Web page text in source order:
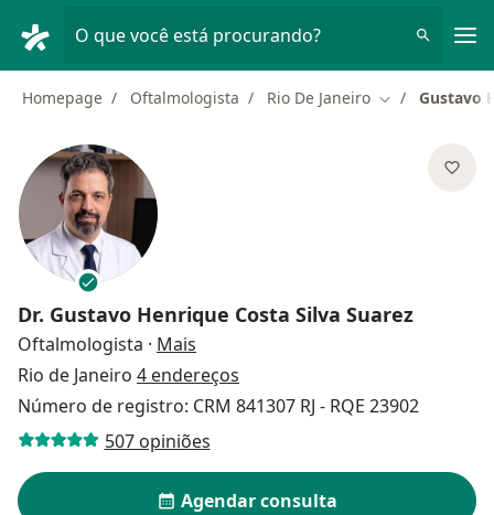
O que você está procurando?
Homepage Oftalmologista Rio De Janeiro Mudar deGustavo
Dr. Gustavo Henrique Costa Silva Suarez
Oftalmologista · Mais
Rio de Janeiro 4 endereços
Número de registro: CRM 841307 RJ - RQE 23902
507 opiniões
Agendar consulta